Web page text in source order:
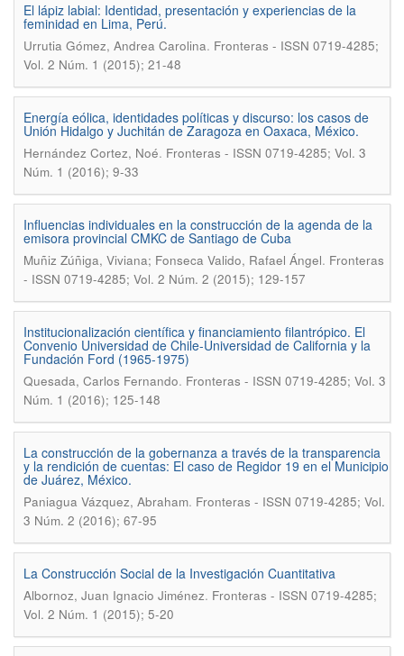
El lápiz labial: Identidad, presentación y experiencias de la
feminidad en Lima, Perú.
Urrutia Gómez, Andrea Carolina. Fronteras - ISSN 0719-4285;
Vol. 2 Núm. 1 (2015); 21-48
Energía eólica, identidades políticas y discurso: los casos de
Unión Hidalgo y Juchitán de Zaragoza en Oaxaca, México.
Hernández Cortez, Noé. Fronteras - ISSN 0719-4285; Vol. 3
Núm. 1 (2016); 9-33
Influencias individuales en la construcción de la agenda de la
emisora provincial CMKC de Santiago de Cuba
Muñiz Zúñiga, Viviana; Fonseca Valido, Rafael Ángel. Fronteras
- ISSN 0719-4285; Vol. 2 Núm. 2 (2015); 129-157
Institucionalización científica y financiamiento filantrópico. El
Convenio Universidad de Chile-Universidad de California y la
Fundación Ford (1965-1975)
Quesada, Carlos Fernando. Fronteras - ISSN 0719-4285; Vol. 3
Núm. 1 (2016); 125-148
La construcción de la gobernanza a través de la transparencia
y la rendición de cuentas: El caso de Regidor 19 en el Municipio
de Juárez, México.
Paniagua Vázquez, Abraham. Fronteras - ISSN 0719-4285; Vol.
3 Núm. 2 (2016); 67-95
La Construcción Social de la Investigación Cuantitativa
Albornoz, Juan Ignacio Jiménez. Fronteras - ISSN 0719-4285;
Vol. 2 Núm. 1 (2015); 5-20